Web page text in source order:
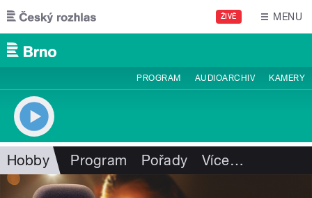
Přejít k hlavnímu obsahu
ŽIVĚ MENU
PROGRAM AUDIOARCHIV KAMERY
Hobby Program Pořady Více…